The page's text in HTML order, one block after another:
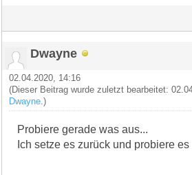
Dwayne
02.04.2020, 14:16
(Dieser Beitrag wurde zuletzt bearbeitet:
Dwayne .)
Probiere gerade was aus...
Ich setze es zurück und probiere es